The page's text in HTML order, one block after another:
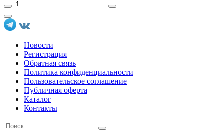
Новости
Регистрация
Обратная связь
Политика конфиденциальности
Пользовательское соглашение
Публичная оферта
Каталог
Контакты